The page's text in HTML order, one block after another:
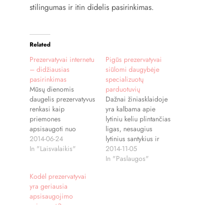
stilingumas ir itin didelis pasirinkimas.
Related
Prezervatyvai internetu
– didžiausias
pasirinkimas
Mūsų dienomis
daugelis prezervatyvus
renkasi kaip
priemones
apsisaugoti nuo
nepageidautino
nėštumo, tačiau
kontracepcijos
efektyvumo ir
norėdami išleisti
2014-06-24
In "Laisvalaikis"
Pigūs prezervatyvai
siūlomi daugybėje
specializuotų
parduotuvių
Dažnai žiniasklaidoje
yra kalbama apie
lytiniu keliu plintančias
ligas, nesaugius
lytinius santykius ir
nepakankamą lytinį
švietimą, kuris, anot
2014-11-05
In "Paslaugos"
Kodėl prezervatyvai
yra geriausia
apsisaugojimo